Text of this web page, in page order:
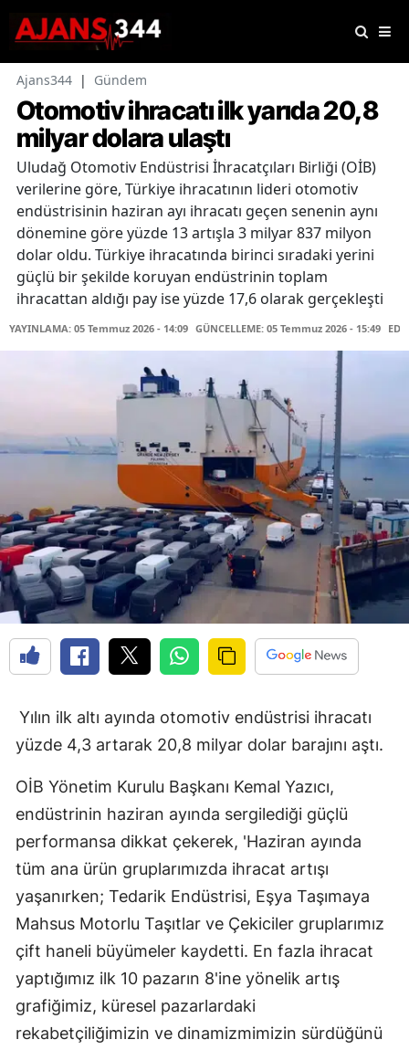
Ajans344 | Gündem
Otomotiv ihracatı ilk yarıda 20,8
milyar dolara ulaştı
Uludağ Otomotiv Endüstrisi İhracatçıları Birliği (OİB)
verilerine göre, Türkiye ihracatının lideri otomotiv
endüstrisinin haziran ayı ihracatı geçen senenin aynı
dönemine göre yüzde 13 artışla 3 milyar 837 milyon
dolar oldu. Türkiye ihracatında birinci sıradaki yerini
güçlü bir şekilde koruyan endüstrinin toplam
ihracattan aldığı pay ise yüzde 17,6 olarak gerçekleşti
YAYINLAMA: 05 Temmuz 2026 - 14:09 GÜNCELLEME: 05 Temmuz 2026 - 15:49
Yılın ilk altı ayında otomotiv endüstrisi ihracatı
yüzde 4,3 artarak 20,8 milyar dolar barajını aştı.
OİB Yönetim Kurulu Başkanı Kemal Yazıcı,
endüstrinin haziran ayında sergilediği güçlü
performansa dikkat çekerek, 'Haziran ayında
tüm ana ürün gruplarımızda ihracat artışı
yaşanırken; Tedarik Endüstrisi, Eşya Taşımaya
Mahsus Motorlu Taşıtlar ve Çekiciler gruplarımız
çift haneli büyümeler kaydetti. En fazla ihracat
yaptığımız ilk 10 pazarın 8'ine yönelik artış
grafiğimiz, küresel pazarlardaki
rekabetçiliğimizin ve dinamizmimizin sürdüğünü